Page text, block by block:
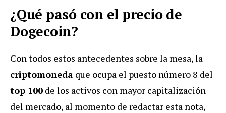
¿Qué pasó con el precio de
Dogecoin?
Con todos estos antecedentes sobre la mesa, la
criptomoneda que ocupa el puesto número 8 del
top 100 de los activos con mayor capitalización
del mercado, al momento de redactar esta nota,